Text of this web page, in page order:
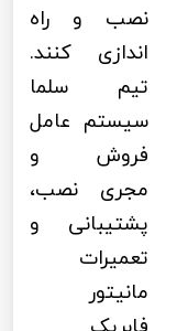
نصب و راه
اندازی کنند.
تیم سلما
سیستم عامل
فروش و
مجری نصب،
پشتیبانی و
تعمیرات
مانیتور